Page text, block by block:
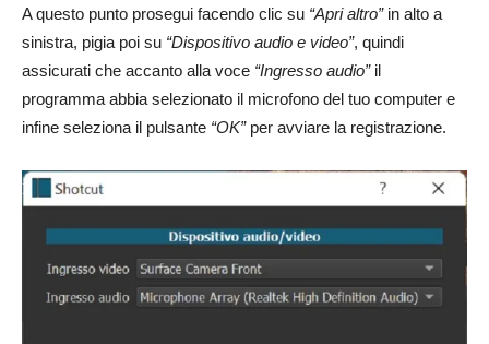
A questo punto prosegui facendo clic su “Apri altro”in alto a
sinistra, pigia poi su “Dispositivo audio e video”, quindi
assicurati che accanto alla voce “Ingresso audio”il
programma abbia selezionato il microfono del tuo computer e
infine seleziona il pulsante “OK”per avviare la registrazione.